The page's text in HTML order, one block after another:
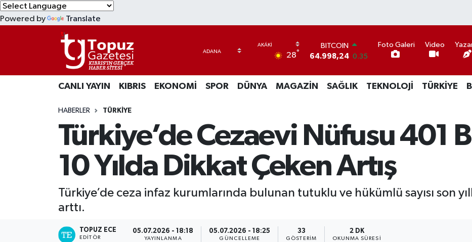
Powered by Translate
28°
64.998,24
DOLAR
EURO
GRAM ALTIN
6660.55
0.03
BİST100
13.779 -14
Foto Galeri Video
CANLI YAYIN KIBRIS EKONOMİ SPOR DÜNYA MAGAZİN SAĞLIK TEKNOLOJİ TÜRKİYE
HABERLER TÜRKİYE
Türkiye’de Cezaevi Nüfusu 401
10 Yılda Dikkat Çeken Artış
Türkiye’de ceza infaz kurumlarında bulunan tutuklu ve hükümlü sayısı son
arttı.
TOPUZ ECE
EDITÖR
05.07.2026 - 18:18
YAYINLANMA
05.07.2026 - 18:25
GÜNCELLEME
33
GÖSTERIM
2 DK
OKUNMA SÜRESI
EKONOMİ
MAGAZİN
TEKNOLOJİ
Lefkoşa Nöbetçi Eczaneler
Lefkoşa Hava Durumu
Lefkoşa Trafik Yoğunluk Haritası
Süper Lig Puan Durumu ve Fikstür
Tüm Manşetler
Son Dakika Haberleri
Haber Arşivi